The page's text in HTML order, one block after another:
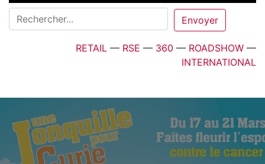
RETAIL — RSE — 360 — ROADSHOW —
INTERNATIONAL